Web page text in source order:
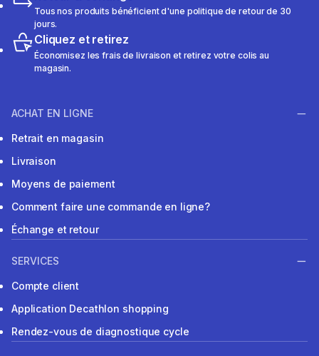
Tous nos produits bénéficient d'une politique de retour de 30
jours.
Cliquez et retirez
Économisez les frais de livraison et retirez votre colis au
magasin.
ACHAT EN LIGNE
Retrait en magasin
Livraison
Moyens de paiement
Comment faire une commande en ligne?
Échange et retour
SERVICES
Compte client
Application Decathlon shopping
Rendez-vous de diagnostique cycle